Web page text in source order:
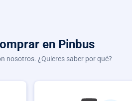
en Pinbus
nosotros. ¿Quieres saber por qué?